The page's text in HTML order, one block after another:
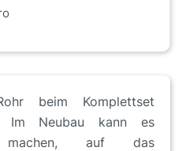
beim Komplettset
Im Neubau kann es
machen, auf das